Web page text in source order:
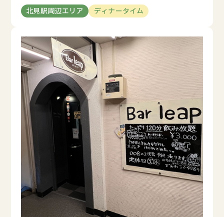
北見駅周辺エリア ディナータイム